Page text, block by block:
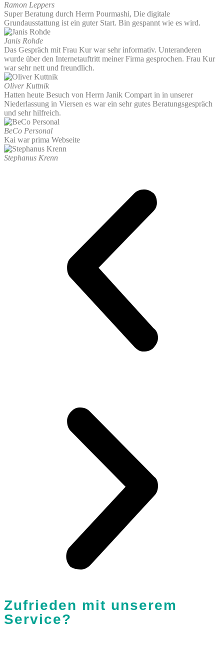
Ramon Leppers
Super Beratung durch Herrn Pourmashi, Die digitale
Grundausstattung ist ein guter Start. Bin gespannt wie es wird.
Janis Rohde
Das Gespräch mit Frau Kur war sehr informativ. Unteranderen
wurde über den Internetauftritt meiner Firma gesprochen. Frau Kur
war sehr nett und freundlich.
Oliver Kuttnik
Hatten heute Besuch von Herrn Janik Compart in in unserer
Niederlassung in Viersen es war ein sehr gutes Beratungsgespräch
und sehr hilfreich.
BeCo Personal
Kai war prima Webseite
Stephanus Krenn
Zufrieden mit unserem
Service?